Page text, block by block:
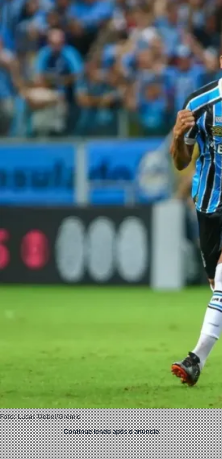
Foto: Lucas Uebel/Grêmio
Continue lendo após o anúncio